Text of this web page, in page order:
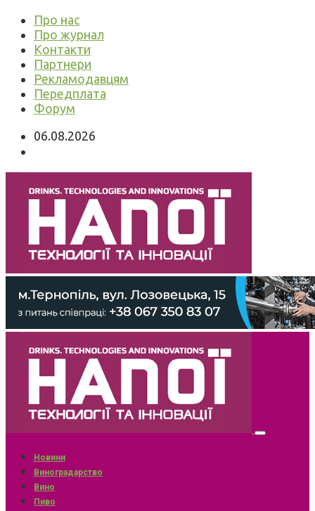
Про нас
Про журнал
Контакти
Партнери
Рекламодавцям
Передплата
Форум
06.08.2026
Новини
Виноградарство
Вино
Пиво